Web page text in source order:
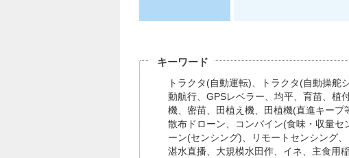
キーワード
トラクタ(自動運転)、トラクタ(自動操舵
動航行、GPSレベラー、均平、育苗、植
機、密苗、田植え機、田植機(直進キー
散布ドローン、コンバイン(食味・収量
ーン(センシング)、リモートセンシング
湛水直播、大規模水田作、イネ、主食用